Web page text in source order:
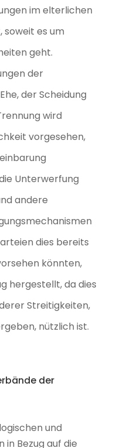
im elterlichen
es um
geht.
der
der Scheidung
wird
vorgesehen,
Unterwerfung
andere
dies bereits
könnten,
hergestellt, da dies
Streitigkeiten,
nützlich ist.
der
und
in Bezug auf die